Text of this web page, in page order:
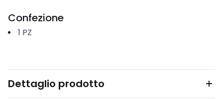
Confezione
1 PZ
Dettaglio prodotto